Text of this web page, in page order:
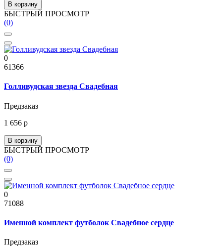
В корзину
БЫСТРЫЙ ПРОСМОТР
(0)
0
61366
Голливудская звезда Свадебная
Предзаказ
1 656 р
В корзину
БЫСТРЫЙ ПРОСМОТР
(0)
0
71088
Именной комплект футболок Свадебное сердце
Предзаказ